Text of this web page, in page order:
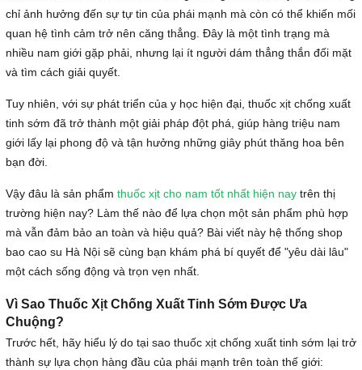
chỉ ảnh hưởng đến sự tự tin của phái mạnh mà còn có thể khiến mối
quan hệ tình cảm trở nên căng thẳng. Đây là một tình trạng mà
nhiều nam giới gặp phải, nhưng lại ít người dám thẳng thắn đối mặt
và tìm cách giải quyết.
Tuy nhiên, với sự phát triển của y học hiện đại, thuốc xịt chống xuất
tinh sớm đã trở thành một giải pháp đột phá, giúp hàng triệu nam
giới lấy lại phong độ và tận hưởng những giây phút thăng hoa bên
bạn đời.
Vậy đâu là sản phẩm thuốc xịt cho nam tốt nhất hiện nay trên thị
trường hiện nay? Làm thế nào để lựa chọn một sản phẩm phù hợp
mà vẫn đảm bảo an toàn và hiệu quả? Bài viết này hệ thống shop
bao cao su Hà Nội sẽ cùng bạn khám phá bí quyết để "yêu dài lâu"
một cách sống động và trọn vẹn nhất.
Vì Sao Thuốc Xịt Chống Xuất Tinh Sớm Được Ưa
Chuộng?
Trước hết, hãy hiểu lý do tại sao thuốc xịt chống xuất tinh sớm lại trở
thành sự lựa chọn hàng đầu của phái mạnh trên toàn thế giới: